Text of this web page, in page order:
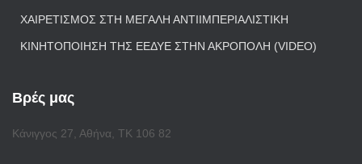
ΧΑΙΡΕΤΙΣΜΌΣ ΣΤΗ ΜΕΓΆΛΗ ΑΝΤΙΙΜΠΕΡΙΑΛΙΣΤΙΚΉ
ΚΙΝΗΤΟΠΟΊΗΣΗ ΤΗΣ ΕΕΔΥΕ ΣΤΗΝ ΑΚΡΌΠΟΛΗ (VIDEO)
Βρές μας
Κάνιγγος 27, Αθήνα, ΤΚ 106 82